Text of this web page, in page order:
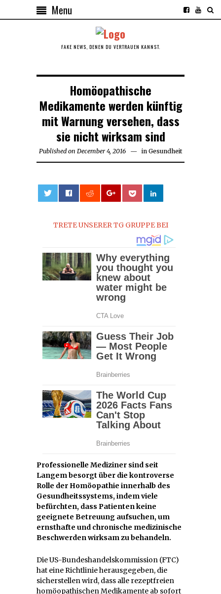
Menu
FAKE NEWS, DENEN DU VERTRAUEN KANNST.
Homöopathische
Medikamente werden künftig
mit Warnung versehen, dass
sie nicht wirksam sind
Published on December 4, 2016December
in Gesundheit
TRETE UNSERER TG GRUPPE BEI
Professionelle Mediziner sind seit
Langem besorgt über die kontroverse
Rolle der Homöopathie innerhalb des
Gesundheitssystems, indem viele
befürchten, dass Patienten keine
geeignete Betreuung aufsuchen, um
ernsthafte und chronische medizinische
Beschwerden wirksam zu behandeln.
Die US-Bundeshandelskommission (FTC)
hat eine Richtlinie herausgegeben, die
sicherstellen wird, dass alle rezeptfreien
homöopathischen Medikamente ab sofort